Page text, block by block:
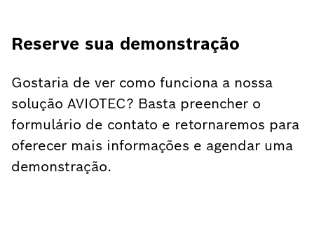
Reserve sua demonstração
Gostaria de ver como funciona a nossa
solução AVIOTEC? Basta preencher o
formulário de contato e retornaremos para
oferecer mais informações e agendar uma
demonstração.